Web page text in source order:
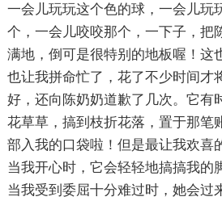
一会儿玩玩这个色的球，一会儿玩
个，一会儿咬咬那个，一下子，把
满地，倒可是很特别的地板喔！这
也让我拼命忙了，花了不少时间才
好，还向陈奶奶道歉了几次。它有
花草草，搞到枝折花落，置于那笔
部入我的口袋啦！但是最让我欢喜
当我开心时，它会轻轻地搞搞我的
当我受到委屈十分难过时，她会过